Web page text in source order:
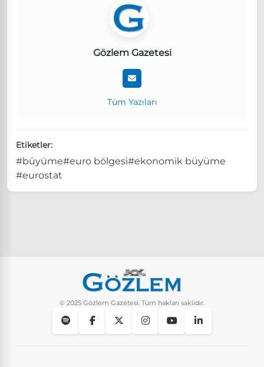
Gözlem Gazetesi
Tüm Yazıları
Etiketler:
#büyüme#euro bölgesi#ekonomik büyüme
#eurostat
© 2025 Gözlem Gazetesi. Tüm hakları saklıdır.